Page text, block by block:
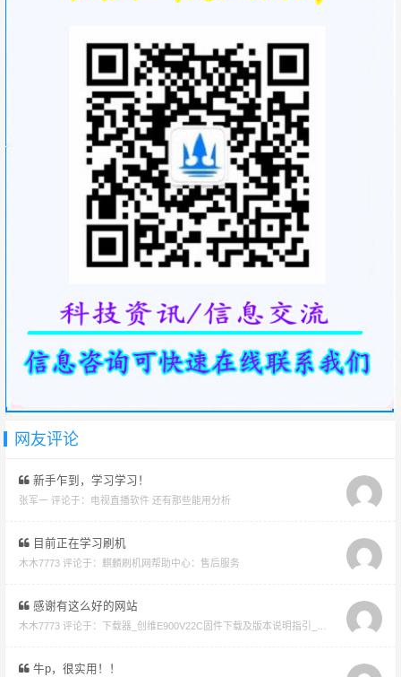
网友评论
新手乍到，学习学习！
张军一 评论于： 电视直播软件 还有那些能用分析
目前正在学习刷机
木木7773 评论于： 麒麟刷机网帮助中心：售后服务
感谢有这么好的网站
木木7773 评论于： 下载器_创维E900V22C固件下载及版本说明指引_看好在下载避免刷成砖
牛p，很实用！！